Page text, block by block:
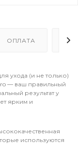
ОПЛАТА
ухода (и не только)
— ваш правильный
результат у
ярким и
используются